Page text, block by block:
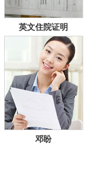
英文住院证明
邓盼